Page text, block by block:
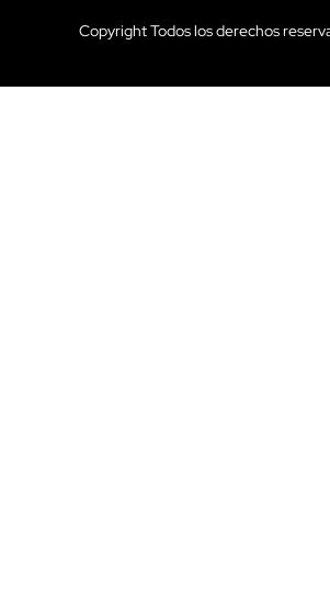
Copyright Todos los derechos